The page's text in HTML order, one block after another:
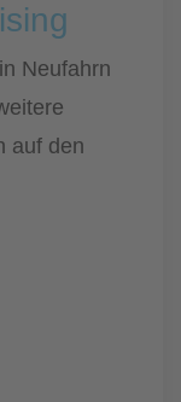
Neufahrn
auf den